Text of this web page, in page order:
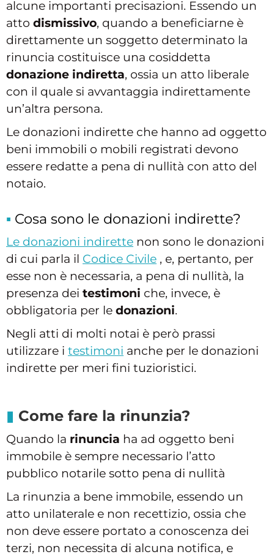
alcune importanti precisazioni. Essendo un
atto dismissivo, quando a beneficiarne è
direttamente un soggetto determinato la
rinuncia costituisce una cosiddetta
donazione indiretta, ossia un atto liberale
con il quale si avvantaggia indirettamente
un’altra persona.
Le donazioni indirette che hanno ad oggetto
beni immobili o mobili registrati devono
essere redatte a pena di nullità con atto del
notaio.
Cosa sono le donazioni indirette?
Le donazioni indirette non sono le donazioni
di cui parla il Codice Civile , e, pertanto, per
esse non è necessaria, a pena di nullità, la
presenza dei testimoni che, invece, è
obbligatoria per le donazioni.
Negli atti di molti notai è però prassi
utilizzare i testimoni anche per le donazioni
indirette per meri fini tuzioristici.
Come fare la rinunzia?
Quando la rinuncia ha ad oggetto beni
immobile è sempre necessario l’atto
pubblico notarile sotto pena di nullità
La rinunzia a bene immobile, essendo un
atto unilaterale e non recettizio, ossia che
non deve essere portato a conoscenza dei
terzi, non necessita di alcuna notifica, e